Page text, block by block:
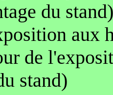
du stand)
aux
de
stand)